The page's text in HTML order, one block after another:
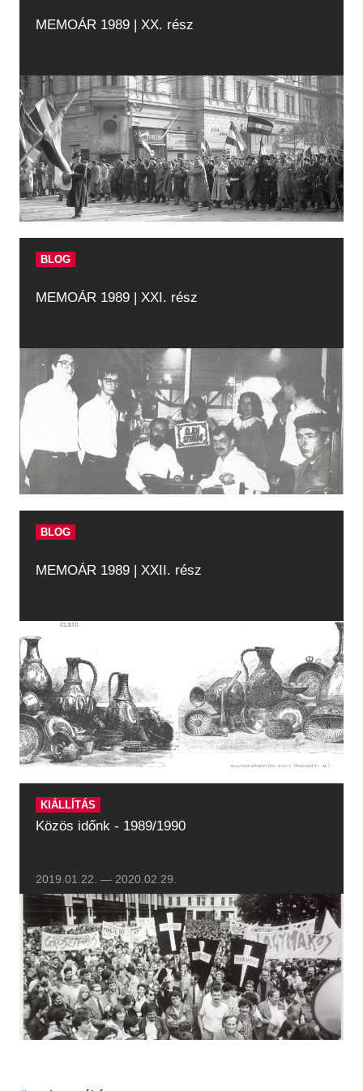
MEMOÁR 1989 | XX. rész
BLOG
MEMOÁR 1989 | XXI. rész
BLOG
MEMOÁR 1989 | XXII. rész
KIÁLLÍTÁS
Közös időnk - 1989/1990
2019.01.22. — 2020.02.29.